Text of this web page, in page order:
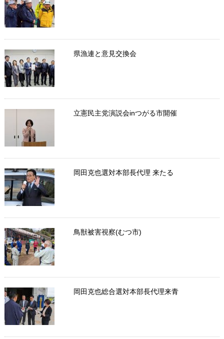
県漁連と意見交換会
立憲民主党演説会inつがる市開催
岡田克也選対本部長代理 来たる
鳥獣被害視察(むつ市)
岡田克也総合選対本部長代理来青